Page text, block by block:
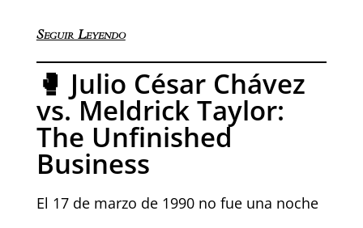
Seguir Leyendo
🥊 Julio César Chávez
vs. Meldrick Taylor:
The Unfinished
Business
El 17 de marzo de 1990 no fue una noche